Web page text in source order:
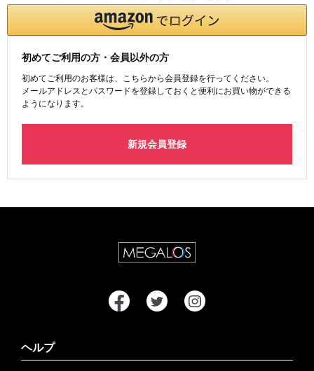
初めてご利用の方・会員以外の方
初めてご利用のお客様は、こちらから会員登録を行ってください。
メールアドレスとパスワードを登録しておくと便利にお買い物ができる
ようになります。
ヘルプ